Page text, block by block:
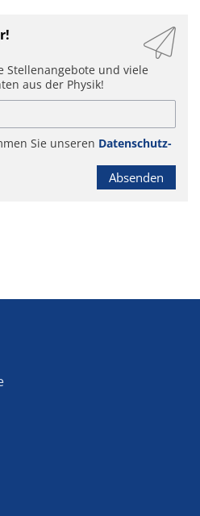
Stellenangebote und viele
aus der Physik!
Sie unseren Datenschutz-
Absenden